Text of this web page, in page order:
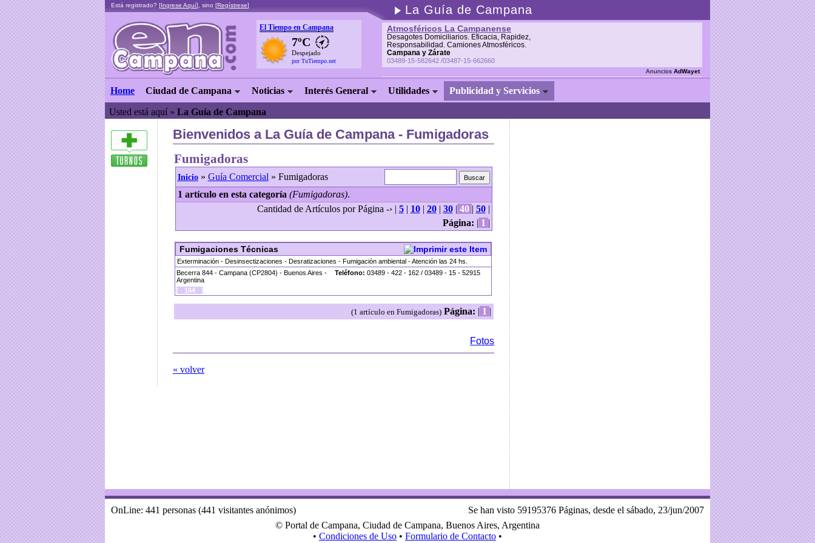
Está registrado? [Ingrese Aquí], sino [Regístrese] La Guía de Campana
Atmosféricos La Campanense
Desagotes Domiciliarios. Eficacia, Rapidez,
Responsabilidad. Camiones Atmosféricos.
Campana y Zárate
03489-15-582642 /03487-15-662660
Anuncios AdWayet
El Tiempo en Campana
7ºC
Despejado
por TuTiempo.net
Home Ciudad de Campana Noticias Interés General Utilidades Publicidad y Servicios
Usted está aquí » La Guía de Campana
Bienvenidos a La Guía de Campana - Fumigadoras
Fumigadoras
Inicio» Guía Comercial » Fumigadoras
1 artículo en esta categoría (Fumigadoras).
Cantidad de Artículos por Página -› | 5| 10| 20| 30| 40 | 50|
Página: | 1 |
Fumigaciones Técnicas
Exterminación - Desinsectizaciones - Desratizaciones - Fumigación ambiental - Atención las 24 hs.
Becerra 844 - Campana (CP2804) - Buenos Aires -
Argentina
[ · 164 · ]
Teléfono: 03489 - 422 - 162 / 03489 - 15 - 52915
(1 artículo en Fumigadoras) Página: | 1 |
Fotos
« volver
Se han visto 59195376 Páginas, desde el sábado, 23/jun/2007
OnLine: 441 personas (441 visitantes anónimos)
© Portal de Campana, Ciudad de Campana, Buenos Aires, Argentina
• Condiciones de Uso • Formulario de Contacto •